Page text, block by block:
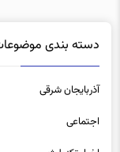
آذربایجان شرقی
اجتماعی
اخبار تکنولوژی